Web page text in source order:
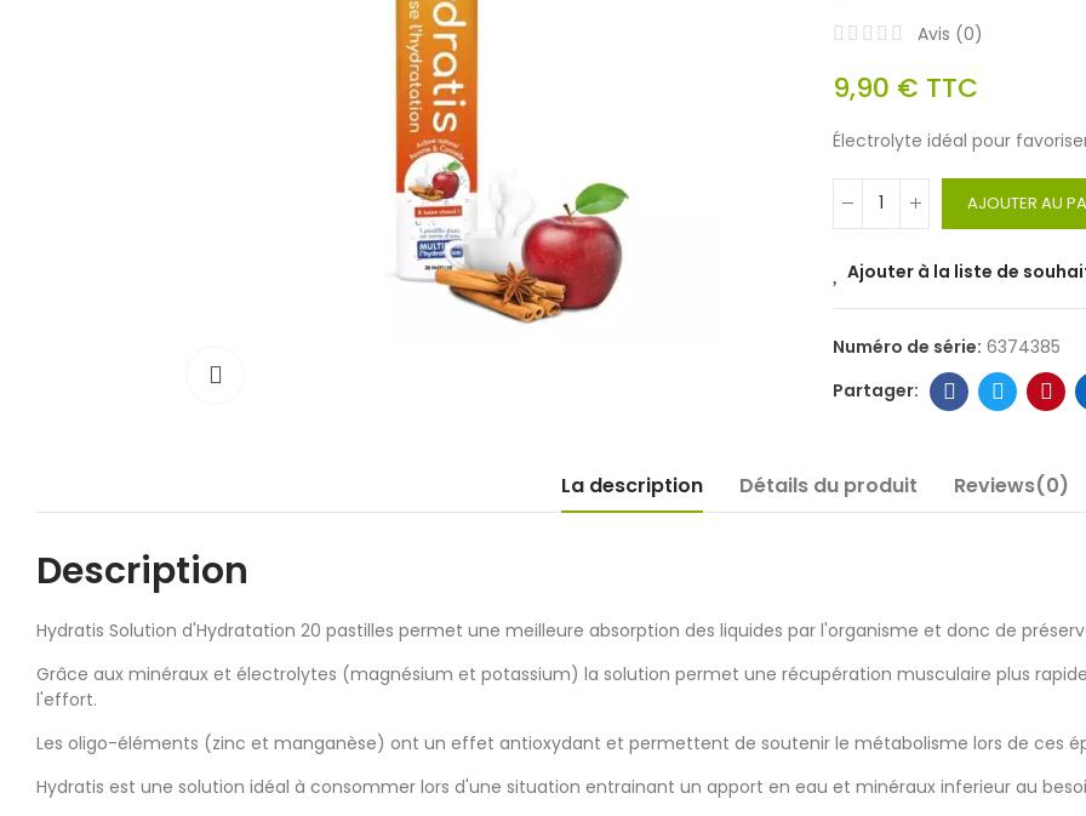
Avis (0)
9,90 € TTC
Électrolyte idéal pour
AJOUTER AU
Ajouter à la liste de
Numéro de série: 6374385
La description Détails du produit Reviews(0)
Description
Hydratis Solution d'Hydratation 20 pastilles permet une meilleure absorption des liquides par l'organisme et donc de
Grâce aux minéraux et électrolytes (magnésium et potassium) la solution permet une récupération musculaire plus
l'effort.
Les oligo-éléments (zinc et manganèse) ont un effet antioxydant et permettent de soutenir le métabolisme lors de ces
Hydratis est une solution idéal à consommer lors d'une situation entrainant un apport en eau et minéraux inferieur au